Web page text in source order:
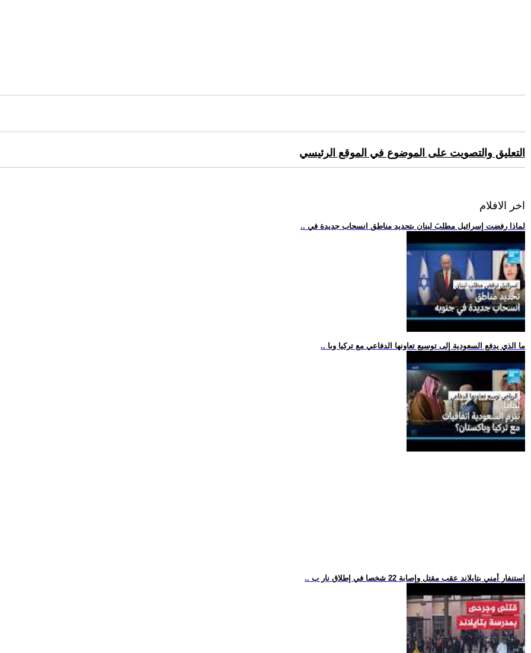
التعليق والتصويت على الموضوع في الموقع الرئيسي
اخر الافلام
.. لماذا رفضت إسرائيل مطلبَ لبنان بتحديد مناطق انسحاب جديدة في
.. ما الذي يدفع السعودية إلى توسيع تعاونها الدفاعي مع تركيا وبا
.. استنفار أمني بتايلاند عقب مقتل وإصابة 22 شخصا في إطلاق نار ب